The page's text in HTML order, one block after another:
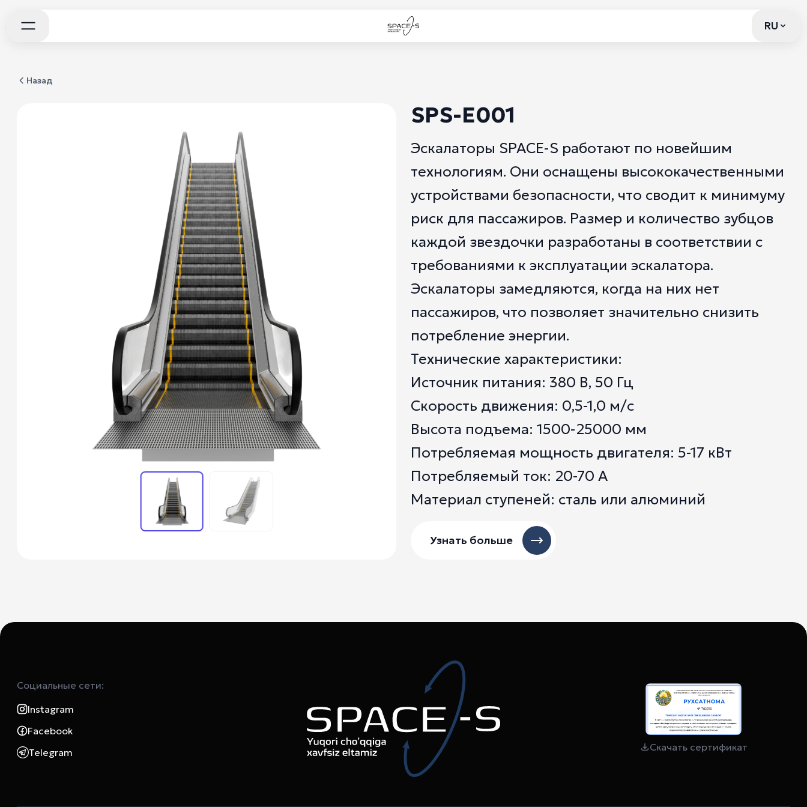
RURU
Назад
SPS-E001
Эскалаторы SPACE-S работают по новейшим
технологиям. Они оснащены высококачественными
устройствами безопасности, что сводит к минимуму
риск для пассажиров. Размер и количество зубцов
каждой звездочки разработаны в соответствии с
требованиями к эксплуатации эскалатора.
Эскалаторы замедляются, когда на них нет
пассажиров, что позволяет значительно снизить
потребление энергии.
Технические характеристики:
Источник питания: 380 В, 50 Гц
Скорость движения: 0,5-1,0 м/с
Высота подъема: 1500-25000 мм
Потребляемая мощность двигателя: 5-17 кВт
Потребляемый ток: 20-70 А
Материал ступеней: сталь или алюминий
Узнать больше
Социальные сети:
Instagram
Facebook
Telegram
Скачать сертификат